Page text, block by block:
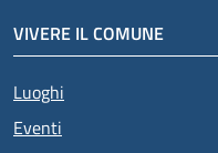
VIVERE IL COMUNE
Luoghi
Eventi